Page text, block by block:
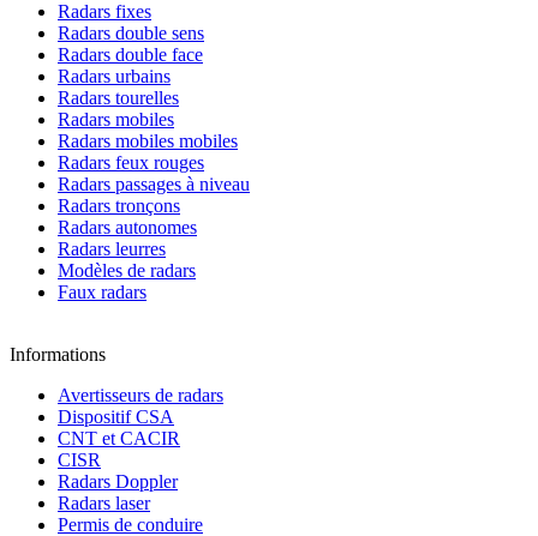
Radars fixes
Radars double sens
Radars double face
Radars urbains
Radars tourelles
Radars mobiles
Radars mobiles mobiles
Radars feux rouges
Radars passages à niveau
Radars tronçons
Radars autonomes
Radars leurres
Modèles de radars
Faux radars
Informations
Avertisseurs de radars
Dispositif CSA
CNT et CACIR
CISR
Radars Doppler
Radars laser
Permis de conduire